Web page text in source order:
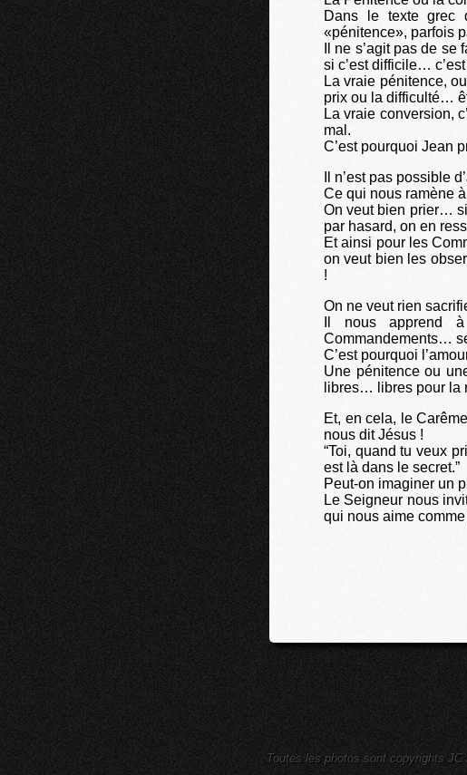
Dans le texte grec
«pénitence», parfois
Il ne s’agit pas de
si c’est difficile…
La vraie pénitence,
prix ou la difficulté…
La vraie conversion,
mal.
C’est pourquoi Jean
Il n’est pas possible
Ce qui nous ramène
On veut bien prier…
par hasard, on en
Et ainsi pour les
on veut bien les
!
On ne veut rien
Il nous apprend
Commandements…
C’est pourquoi
Une pénitence ou
libres… libres pour la
Et, en cela, le
nous dit Jésus !
“Toi, quand tu veux
est là dans le secret.”
Peut-on imaginer un
Le Seigneur nous
qui nous aime
Toutes les photos sont copyrights